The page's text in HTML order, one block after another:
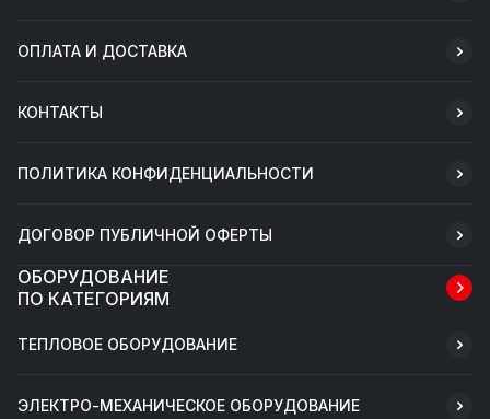
ОПЛАТА И ДОСТАВКА
КОНТАКТЫ
ПОЛИТИКА КОНФИДЕНЦИАЛЬНОСТИ
ДОГОВОР ПУБЛИЧНОЙ ОФЕРТЫ
ОБОРУДОВАНИЕ
ПО КАТЕГОРИЯМ
ТЕПЛОВОЕ ОБОРУДОВАНИЕ
ЭЛЕКТРО-МЕХАНИЧЕСКОЕ ОБОРУДОВАНИЕ